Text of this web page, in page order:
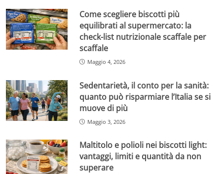
Come scegliere biscotti più
equilibrati al supermercato: la
check-list nutrizionale scaffale per
scaffale
Maggio 4, 2026
Sedentarietà, il conto per la sanità:
quanto può risparmiare l’Italia se si
muove di più
Maggio 3, 2026
Maltitolo e polioli nei biscotti light:
vantaggi, limiti e quantità da non
superare